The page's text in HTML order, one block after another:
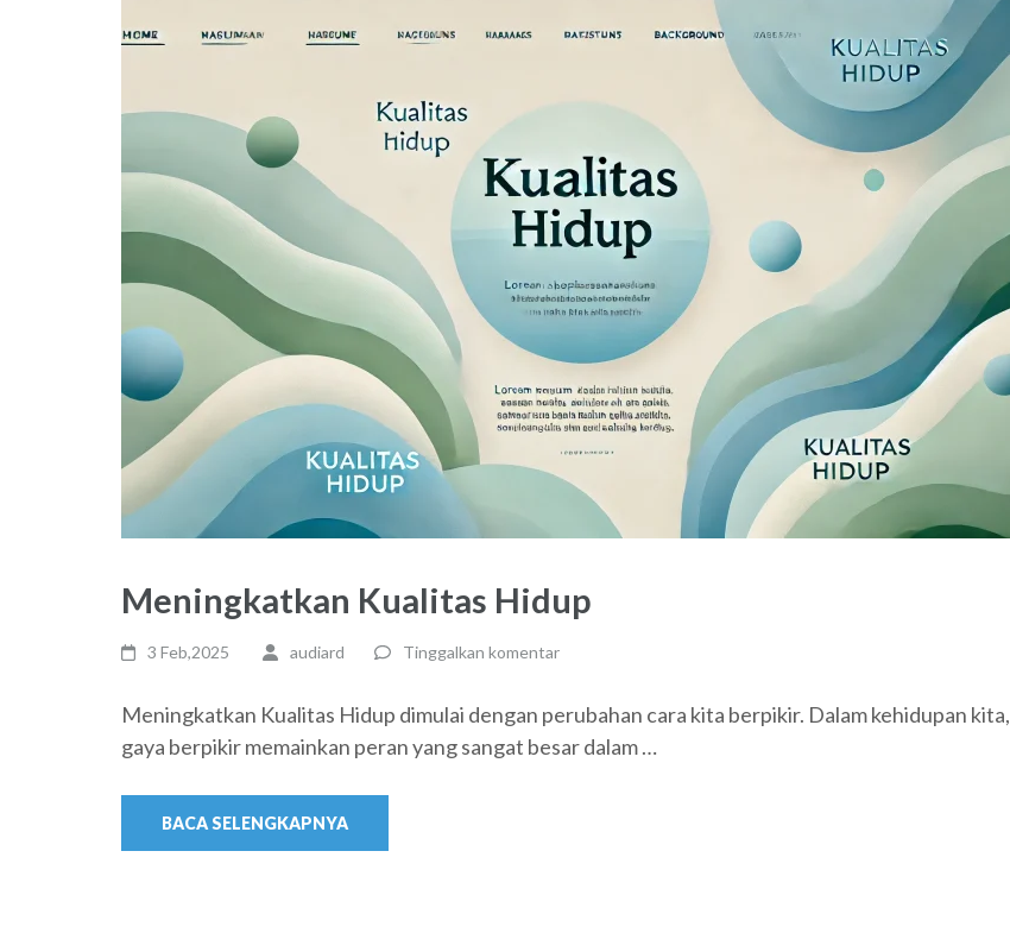
Meningkatkan Kualitas Hidup
3 Feb,2025 audiard Tinggalkan komentar
Meningkatkan Kualitas Hidup dimulai dengan perubahan cara kita berpikir. Dalam kehidupan kita,
gaya berpikir memainkan peran yang sangat besar dalam …
BACA SELENGKAPNYA